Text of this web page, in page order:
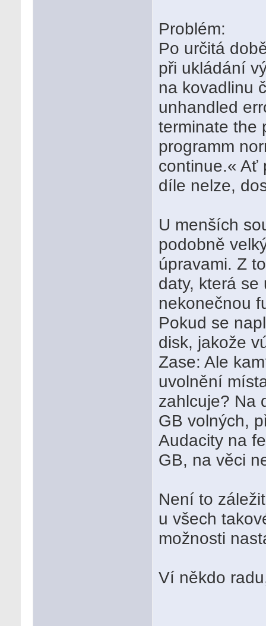
Problém:
Po určitá
při ukládání
na kovadlinu
unhandled
terminate the
programm
continue.« Ať
díle nelze,
U menších
podobně
úpravami. Z
daty, která
nekonečnou
Pokud se
disk, jakože
Zase: Ale
uvolnění
zahlcuje? Na
GB volných,
Audacity na
GB, na věci
Není to
u všech
možnosti
Ví někdo